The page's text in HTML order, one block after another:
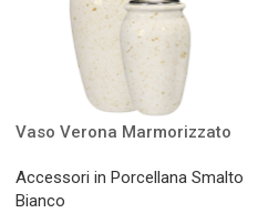
Vaso Verona Marmorizzato
Accessori in Porcellana Smalto
Bianco